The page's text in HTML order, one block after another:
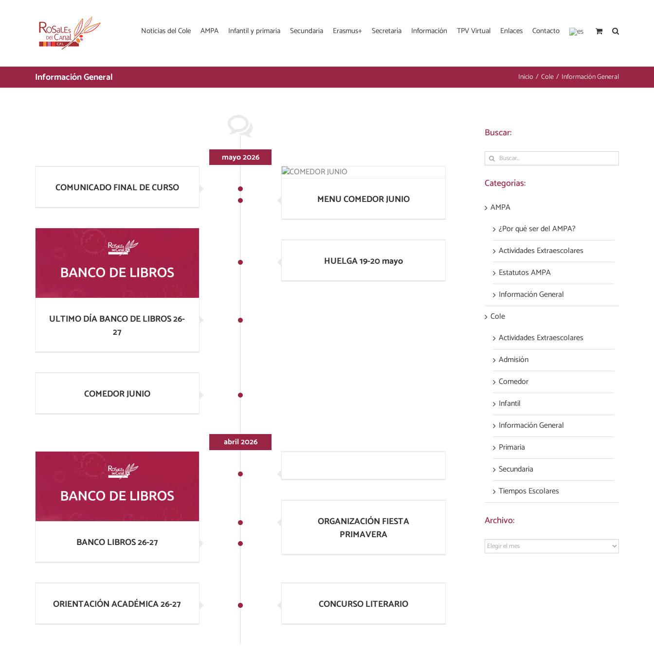
Noticias del Cole AMPA Infantil y primaria Secundaria Erasmus+ Secretaría Información TPV Virtual Enlaces Contacto
Información General Inicio / Cole / Información General
mayo 2026
COMUNICADO FINAL DE CURSO
MENU COMEDOR JUNIO
MENU COMEDOR JUNIO
ULTIMO DÍA BANCO DE LIBROS 26-
27
ULTIMO DÍA BANCO DE LIBROS 26-
27
HUELGA 19-20 mayo
COMEDOR JUNIO
abril 2026
BANCO LIBROS 26-27
BANCO LIBROS 26-27
ORGANIZACIÓN FIESTA
PRIMAVERA
ORIENTACIÓN ACADÉMICA 26-27
CONCURSO LITERARIO
Buscar:
Buscar:
Categorías:
AMPA
¿Por qué ser del AMPA?
Actividades Extraescolares
Estatutos AMPA
Información General
Cole
Actividades Extraescolares
Admisión
Comedor
Infantil
Información General
Primaria
Secundaria
Tiempos Escolares
Archivo:
Archivo: